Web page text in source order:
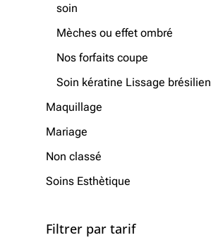
soin
Mèches ou effet ombré
Nos forfaits coupe
Soin kératine Lissage brésilien
Maquillage
Mariage
Non classé
Soins Esthètique
Filtrer par tarif